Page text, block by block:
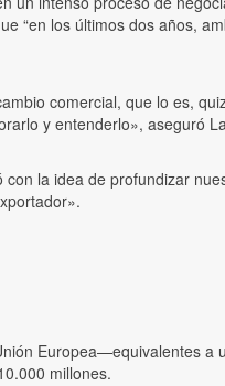
“en los últimos dos años,
comercial, que lo es,
y entenderlo», aseguró
la idea de profundizar
Europea—equivalentes
millones.